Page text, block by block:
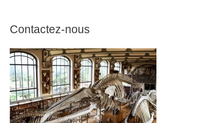
Contactez-nous